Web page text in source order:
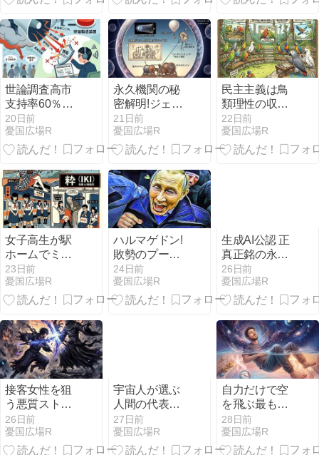
指した売国政
策であったこ
とが判明
世論調査高市
支持率60％の
虚偽をどう国
民に理解させ
るか？
20日前
憂国広場R
永久機関の秘
密解明!ジェッ
ト気流利用の
フリーエネル
ギー時計製作
21日前
憂国広場R
民主主義は鳥
類理性の収斂
進化と判明！
自称民主政党
は哺乳類的本
22日前
憂国広場R
女子高生が駅
ホームでミニ
スカに腰まく
り改造したら
案の定変質者
23日前
憂国広場R
ハルマゲドン!
敗勢のプーチ
ンがイスラエ
ルを核攻撃す
る日が現実味
24日前
憂国広場R
生成AI公認 正
真正銘の永久
機関原理 遂に
発明
26日前
憂国広場R
接客女性を狙
う悪質ストー
カーが急造し
たのは自民党
が原因だった
26日前
憂国広場R
宇宙人が選ぶ
人間の代表は
ドナルド・ト
ランプで､博物
館レプリカに
27日前
憂国広場R
自力だけで空
を飛ぶ最も低
コストの方法
28日前
憂国広場R